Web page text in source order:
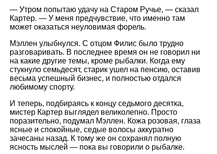
— Утром попытаю удачу на Старом Ручье, — сказал
Картер. — У меня предчувствие, что именно там
может оказаться неуловимая форель.
Мэллен улыбнулся. С отцом Филис было трудно
разговаривать. В последнее время он не говорил ни
на какие другие темы, кроме рыбалки. Когда ему
стукнуло семьдесят, старик ушел на пенсию, оставив
весьма успешный бизнес, и полностью отдался
любимому спорту.
И теперь, подбираясь к концу седьмого десятка,
мистер Картер выглядел великолепно. Просто
поразительно, подумал Мэллен. Кожа розовая, глаза
ясные и спокойные, седые волосы аккуратно
зачесаны назад. К тому же он сохранял полную
ясность мыслей — пока вы говорили о рыбалке.